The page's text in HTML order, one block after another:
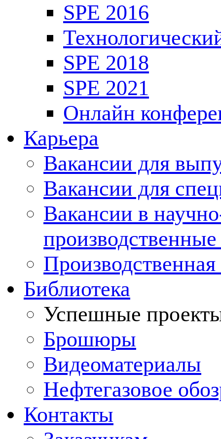
SPE 2016
SPE 2018
SPE 2021
Онлайн
Карьера
Вакансии для
Вакансии для
Вакансии в
Производственная
Библиотека
Успешные
Брошюры
Видеоматериалы
Нефтегазовое
Контакты